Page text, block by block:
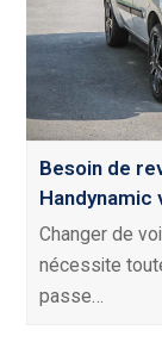
Besoin de
Handynamic
Changer de
nécessite
passe…